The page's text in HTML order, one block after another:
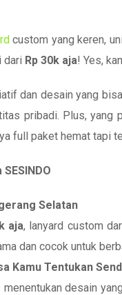
custom yang keren,
dari Rp 30k aja! Yes,
dan desain yang
pribadi. Plus, yang
full paket hemat tapi
Selatan
aja, lanyard custom
dan cocok untuk
Kamu Tentukan
menentukan desain